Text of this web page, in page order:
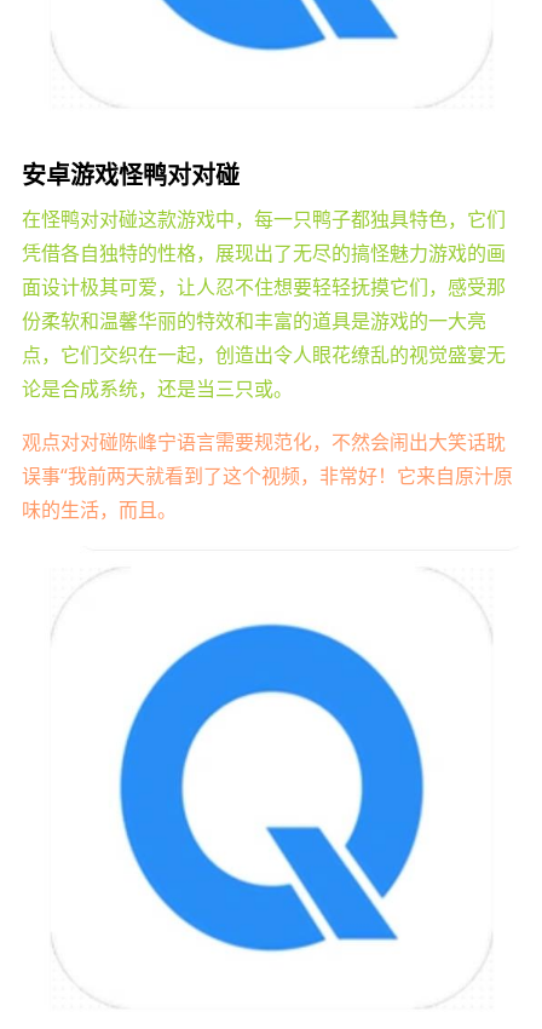
安卓游戏怪鸭对对碰
在怪鸭对对碰这款游戏中，每一只鸭子都独具特色，它们
凭借各自独特的性格，展现出了无尽的搞怪魅力游戏的画
面设计极其可爱，让人忍不住想要轻轻抚摸它们，感受那
份柔软和温馨华丽的特效和丰富的道具是游戏的一大亮
点，它们交织在一起，创造出令人眼花缭乱的视觉盛宴无
论是合成系统，还是当三只或。
观点对对碰陈峰宁语言需要规范化，不然会闹出大笑话耽
误事“我前两天就看到了这个视频，非常好！它来自原汁原
味的生活，而且。